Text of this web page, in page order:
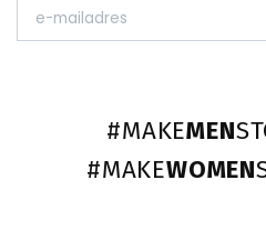
#MAKEMEN
#MAKEWOMEN